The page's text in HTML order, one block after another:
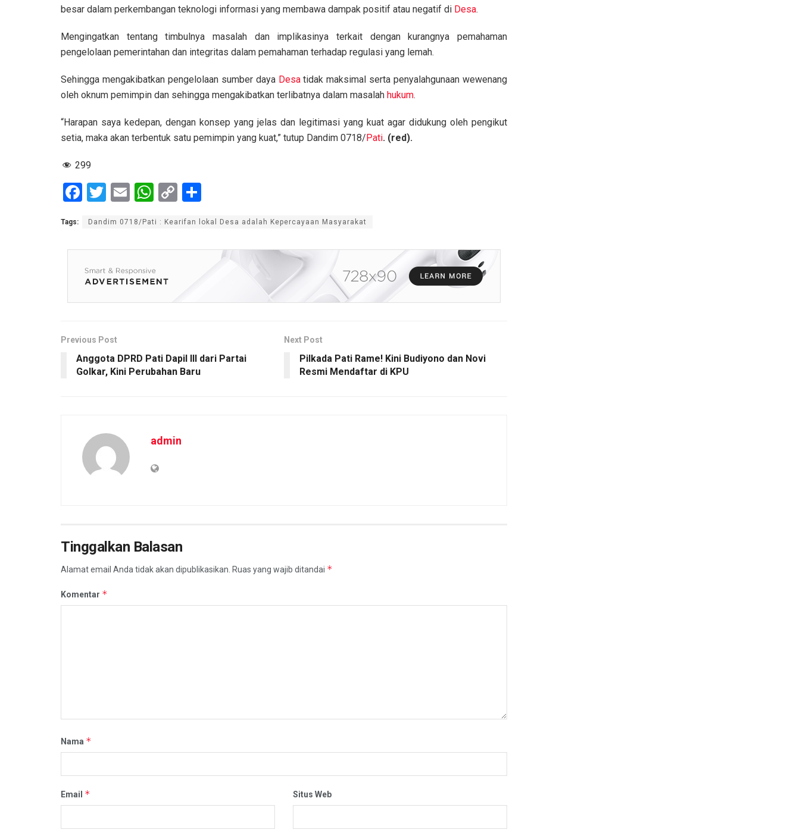
besar dalam perkembangan teknologi informasi yang membawa dampak positif atau negatif di Desa.
Mengingatkan tentang timbulnya masalah dan implikasinya terkait dengan kurangnya pemahaman
pengelolaan pemerintahan dan integritas dalam pemahaman terhadap regulasi yang lemah.
Sehingga mengakibatkan pengelolaan sumber daya Desatidak maksimal serta penyalahgunaan wewenang
oleh oknum pemimpin dan sehingga mengakibatkan terlibatnya dalam masalah hukum.
“Harapan saya kedepan, dengan konsep yang jelas dan legitimasi yang kuat agar didukung oleh pengikut
setia, maka akan terbentuk satu pemimpin yang kuat,” tutup Dandim 0718/Pati. (red).
299
F
ce
b
o
o
k
T
tt
er
E
ail
W
at
s
A
p
p
C
py
Li
ar
e
Tags: Dandim 0718/Pati : Kearifan lokal Desa adalah Kepercayaan Masyarakat
Previous Post
Anggota DPRD Pati Dapil III dari Partai
Golkar, Kini Perubahan Baru
Next Post
Pilkada Pati Rame! Kini Budiyono dan Novi
Resmi Mendaftar di KPU
admin
Tinggalkan Balasan
Alamat email Anda tidak akan dipublikasikan. Ruas yang wajib ditandai *
Komentar *
Nama *
Email * Situs Web